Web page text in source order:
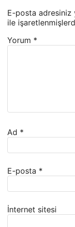
E-posta adresiniz
ile
Yorum *
Ad *
E-posta *
İnternet sitesi